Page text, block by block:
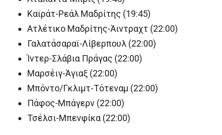
Καϊράτ-Ρεάλ Μαδρίτης (19:45)
Ατλέτικο Μαδρίτης-Άιντραχτ (22:00)
Γαλατάσαραϊ-Λίβερπουλ (22:00)
Ίντερ-Σλάβια Πράγας (22:00)
Μαρσέιγ-Άγιαξ (22:00)
Μπόντο/Γκλιμτ-Τότεναμ (22:00)
Πάφος-Μπάγερν (22:00)
Τσέλσι-Μπενφίκα (22:00)